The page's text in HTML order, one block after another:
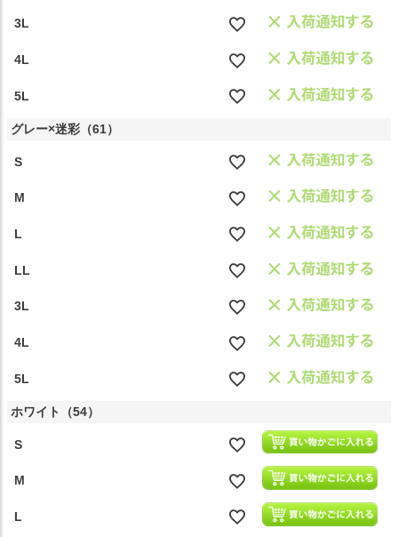
3L
4L
5L
グレー×迷彩（61）
S
M
L
LL
3L
4L
5L
ホワイト（54）
S
M
L